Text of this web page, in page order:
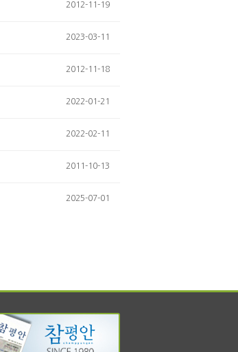
2012-11-19
2023-03-11
2012-11-18
2022-01-21
2022-02-11
2011-10-13
2025-07-01